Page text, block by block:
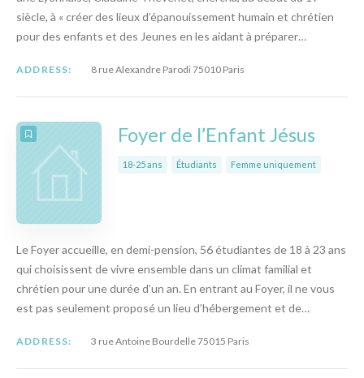
siècle, à « créer des lieux d’épanouissement humain et chrétien
pour des enfants et des Jeunes en les aidant à préparer…
ADDRESS: 8 rue Alexandre Parodi 75010 Paris
Foyer de l’Enfant Jésus
18-25 ans Étudiants Femme uniquement
Le Foyer accueille, en demi-pension, 56 étudiantes de 18 à 23 ans
qui choisissent de vivre ensemble dans un climat familial et
chrétien pour une durée d’un an. En entrant au Foyer, il ne vous
est pas seulement proposé un lieu d’hébergement et de…
ADDRESS: 3 rue Antoine Bourdelle 75015 Paris